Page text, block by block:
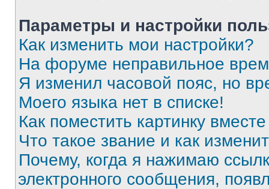
Параметры и настройки
Как изменить мои настройки?
На форуме неправильное
Я изменил часовой пояс, но
Моего языка нет в списке!
Как поместить картинку
Что такое звание и как
Почему, когда я нажимаю
электронного сообщения,